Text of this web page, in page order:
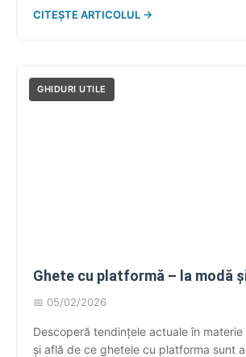
oficiale prin care pot fi obținute
CITEȘTE ARTICOLUL →
GHIDURI UTILE
Ghete cu platformă – la modă
📅 05/02/2026
Descoperă tendințele actuale în
și află de ce ghetele cu platforma sunt